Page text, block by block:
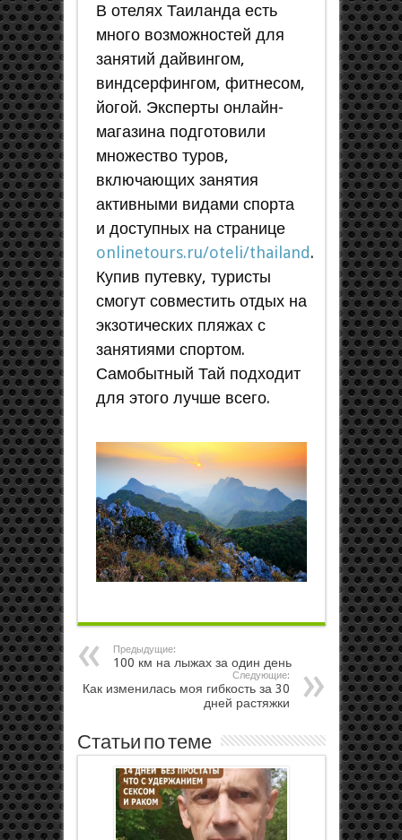
В отелях Таиланда есть
много возможностей для
занятий дайвингом,
виндсерфингом, фитнесом,
йогой. Эксперты онлайн-
магазина подготовили
множество туров,
включающих занятия
активными видами спорта
и доступных на странице
onlinetours.ru/oteli/thailand.
Купив путевку, туристы
смогут совместить отдых на
экзотических пляжах с
занятиями спортом.
Самобытный Тай подходит
для этого лучше всего.
Предыдущие:
100 км на лыжах за один день
Следующие:
Как изменилась моя гибкость за 30
дней растяжки
Статьи по теме